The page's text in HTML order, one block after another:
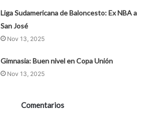
Liga Sudamericana de Baloncesto: Ex NBA a
San José
Nov 13, 2025
Gimnasia: Buen nivel en Copa Unión
Nov 13, 2025
Comentarios